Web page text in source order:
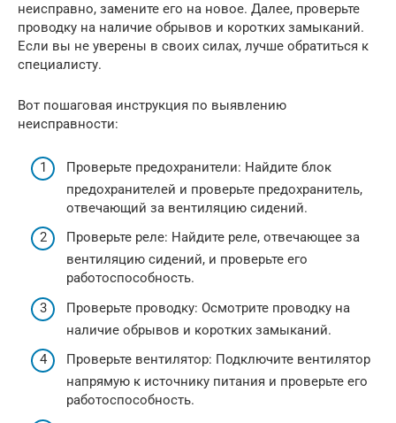
неисправно, замените его на новое. Далее, проверьте
проводку на наличие обрывов и коротких замыканий.
Если вы не уверены в своих силах, лучше обратиться к
специалисту.
Вот пошаговая инструкция по выявлению
неисправности:
Проверьте предохранители: Найдите блок
предохранителей и проверьте предохранитель,
отвечающий за вентиляцию сидений.
Проверьте реле: Найдите реле, отвечающее за
вентиляцию сидений, и проверьте его
работоспособность.
Проверьте проводку: Осмотрите проводку на
наличие обрывов и коротких замыканий.
Проверьте вентилятор: Подключите вентилятор
напрямую к источнику питания и проверьте его
работоспособность.